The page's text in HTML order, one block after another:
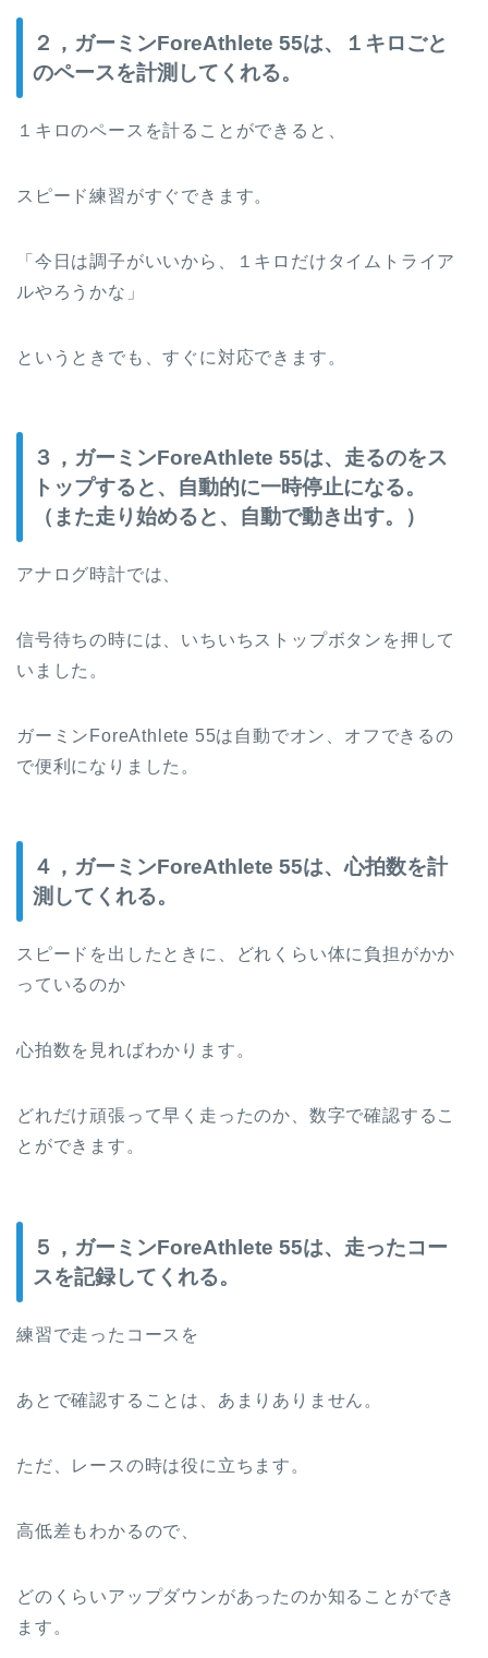
２，ガーミンForeAthlete 55は、１キロごと
のペースを計測してくれる。
１キロのペースを計ることができると、
スピード練習がすぐできます。
「今日は調子がいいから、１キロだけタイムトライア
ルやろうかな」
というときでも、すぐに対応できます。
３，ガーミンForeAthlete 55は、走るのをス
トップすると、自動的に一時停止になる。
（また走り始めると、自動で動き出す。）
アナログ時計では、
信号待ちの時には、いちいちストップボタンを押して
いました。
ガーミンForeAthlete 55は自動でオン、オフできるの
で便利になりました。
４，ガーミンForeAthlete 55は、心拍数を計
測してくれる。
スピードを出したときに、どれくらい体に負担がかか
っているのか
心拍数を見ればわかります。
どれだけ頑張って早く走ったのか、数字で確認するこ
とができます。
５，ガーミンForeAthlete 55は、走ったコー
スを記録してくれる。
練習で走ったコースを
あとで確認することは、あまりありません。
ただ、レースの時は役に立ちます。
高低差もわかるので、
どのくらいアップダウンがあったのか知ることができ
ます。